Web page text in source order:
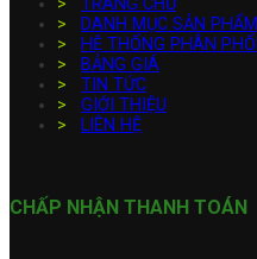
>
DANH MỤC SẢN PHẨM
>
HỆ THỐNG PHÂN PHỐI
>
BẢNG GIÁ
>
TIN TỨC
>
GIỚI THIỆU
>
LIÊN HỆ
CHẤP NHẬN THANH TOÁN